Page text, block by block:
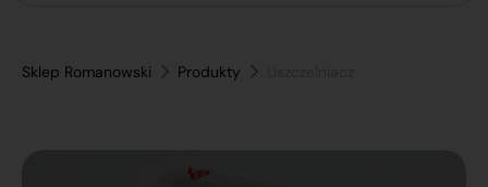
Sklep Romanowski Produkty